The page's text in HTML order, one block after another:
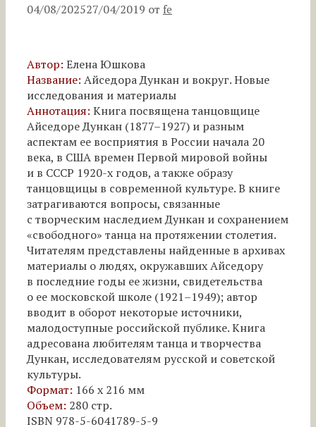
04/08/202527/04/2019 от fe
Автор: Елена Юшкова
Название: Айседора Дункан и вокруг. Новые
исследования и материалы
Аннотация: Книга посвящена танцовщице
Айседоре Дункан (1877–1927) и разным
аспектам ее восприятия в России начала 20
века, в США времен Первой мировой войны
и в СССР 1920-х годов, а также образу
танцовщицы в современной культуре. В книге
затрагиваются вопросы, связанные
с творческим наследием Дункан и сохранением
«свободного» танца на протяжении столетия.
Читателям представлены найденные в архивах
материалы о людях, окружавших Айседору
в последние годы ее жизни, свидетельства
о ее московской школе (1921–1949); автор
вводит в оборот некоторые источники,
малодоступные российской публике. Книга
адресована любителям танца и творчества
Дункан, исследователям русской и советской
культуры.
Формат: 166 х 216 мм
Объем: 280 стр.
ISBN 978-5-6041789-5-9